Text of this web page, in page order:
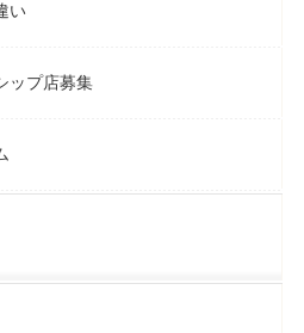
い
ップ店募集